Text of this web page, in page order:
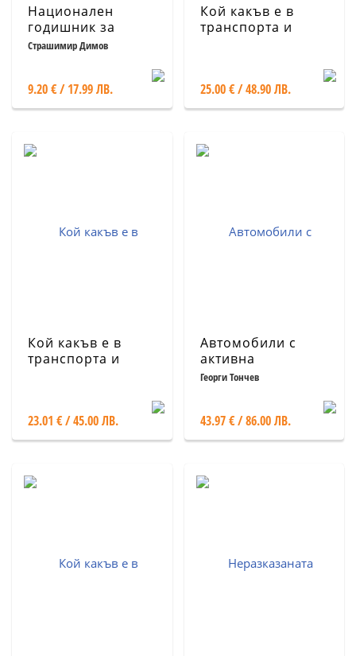
Национален
годишник за
автомобилен
Страшимир Димов
9.20 € / 17.99 ЛВ.
Кой какъв е в
транспорта и
справочник
25.00 € / 48.90 ЛВ.
Кой какъв е в
транспорта и
справочник
23.01 € / 45.00 ЛВ.
Автомобили с
активна
безопасност.
Георги Тончев
43.97 € / 86.00 ЛВ.